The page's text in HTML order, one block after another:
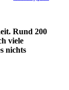
Rund 200
viele
nichts